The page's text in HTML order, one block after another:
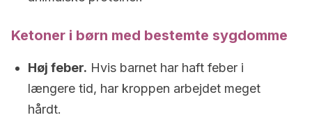
Ketoner i børn med bestemte sygdomme
Høj feber. Hvis barnet har haft feber i
længere tid, har kroppen arbejdet meget
hårdt.